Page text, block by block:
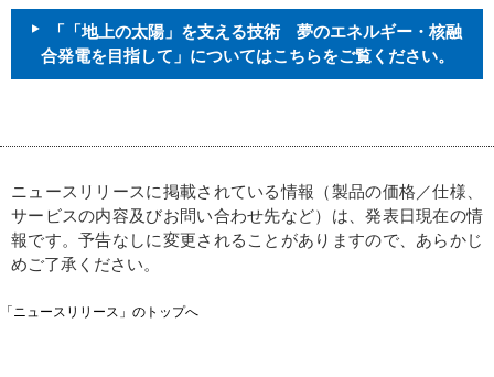
「「地上の太陽」を支える技術 夢のエネルギー・核融
合発電を目指して」についてはこちらをご覧ください。
ニュースリリースに掲載されている情報（製品の価格／仕様、
サービスの内容及びお問い合わせ先など）は、発表日現在の情
報です。予告なしに変更されることがありますので、あらかじ
めご了承ください。
「ニュースリリース」のトップへ